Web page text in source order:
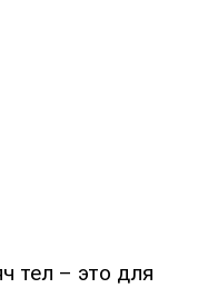
тел – это для